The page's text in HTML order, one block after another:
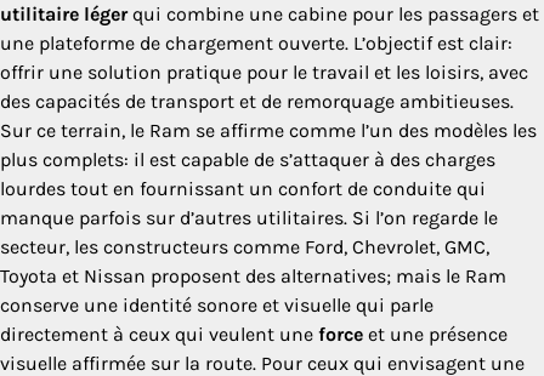
utilitaire légerqui combine une cabine pour les passagers et
une plateforme de chargement ouverte. L’objectif est clair:
offrir une solution pratique pour le travail et les loisirs, avec
des capacités de transport et de remorquage ambitieuses.
Sur ce terrain, le Ram se affirme comme l’un des modèles les
plus complets: il est capable de s’attaquer à des charges
lourdes tout en fournissant un confort de conduite qui
manque parfois sur d’autres utilitaires. Si l’on regarde le
secteur, les constructeurs comme Ford, Chevrolet, GMC,
Toyota et Nissan proposent des alternatives; mais le Ram
conserve une identité sonore et visuelle qui parle
directement à ceux qui veulent une force et une présence
visuelle affirmée sur la route. Pour ceux qui envisagent une